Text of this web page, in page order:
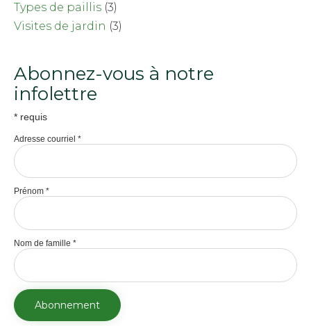
Types de paillis (3)
Visites de jardin (3)
Abonnez-vous à notre
infolettre
* requis
Adresse courriel *
Prénom *
Nom de famille *